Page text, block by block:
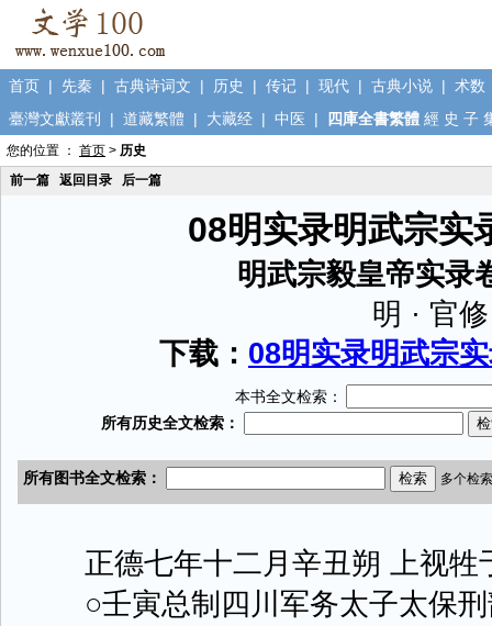
首页 | 先秦 | 古典诗词文 | 历史 | 传记 | 现代 | 古典小说 | 术数
臺灣文獻叢刊
| 道藏繁體 | 大藏经 | 中医 | 四庫全書繁體 經 史 子
您的位置 ： 首页 > 历史
前一篇
返回目录 后一篇
08明实录明武宗实
明武宗毅皇帝实录
明 · 官修
下载： 08明实录明武宗
本书全文检索：
正德七年十二月辛丑朔 上视牲
○壬寅总制四川军务太子太保刑